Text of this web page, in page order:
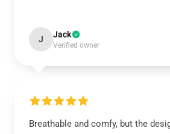
J Jack
Verified owner
Breathable and comfy, but the